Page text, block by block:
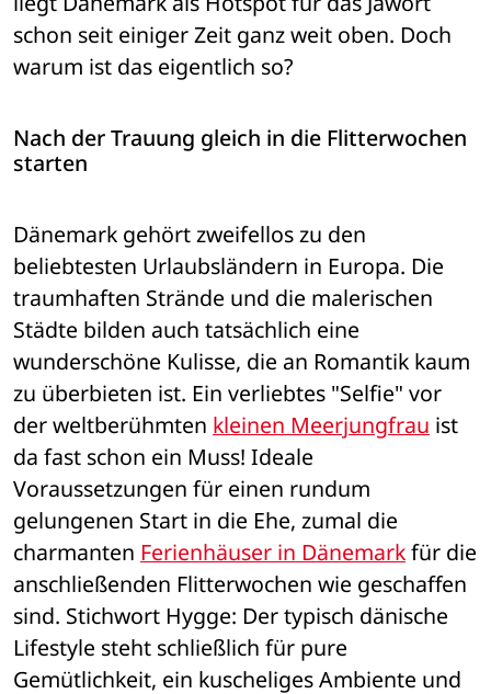
schon seit einiger Zeit ganz weit oben. Doch
warum ist das eigentlich so?
Nach der Trauung gleich in die Flitterwochen
starten
Dänemark gehört zweifellos zu den
beliebtesten Urlaubsländern in Europa. Die
traumhaften Strände und die malerischen
Städte bilden auch tatsächlich eine
wunderschöne Kulisse, die an Romantik kaum
zu überbieten ist. Ein verliebtes "Selfie" vor
der weltberühmten kleinen Meerjungfrau ist
da fast schon ein Muss! Ideale
Voraussetzungen für einen rundum
gelungenen Start in die Ehe, zumal die
charmanten Ferienhäuser in Dänemark für die
anschließenden Flitterwochen wie geschaffen
sind. Stichwort Hygge: Der typisch dänische
Lifestyle steht schließlich für pure
Gemütlichkeit, ein kuscheliges Ambiente und